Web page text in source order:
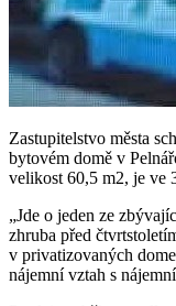
Zastupitelstvo města
bytovém domě v
velikost 60,5 m2, je ve
„Jde o jeden ze
zhruba před
v privatizovaných
nájemní vztah s